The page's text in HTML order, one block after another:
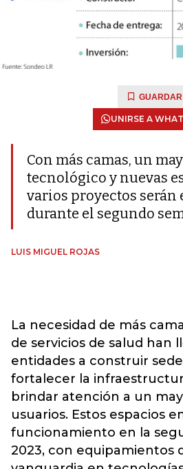
GUARDAR
UNIRSE A
Con más camas, un
tecnológico y nuevas
varios proyectos serán
durante el segundo
LUIS MIGUEL ROJAS
La necesidad de más
de servicios de salud han
entidades a construir
fortalecer la
brindar atención a un
usuarios. Estos espacios
funcionamiento en la
2023, con equipamientos